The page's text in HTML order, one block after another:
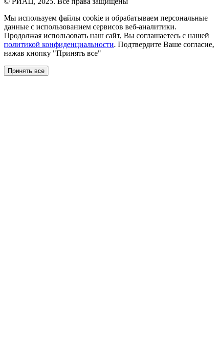
Мы используем файлы сookie и обрабатываем персональные
данные с использованием сервисов веб-аналитики.
Продолжая использовать наш сайт, Вы соглашаетесь с нашей
политикой конфиденциальности. Подтвердите Ваше согласие,
нажав кнопку "Принять все"
Принять все